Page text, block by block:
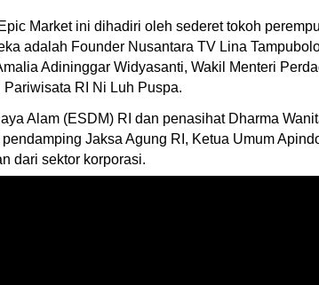
Market ini dihadiri oleh sederet tokoh
adalah Founder Nusantara TV Lina
Adininggar Widyasanti, Wakil Menteri
RI Ni Luh Puspa.
Alam (ESDM) RI dan penasihat Dharma
Jaksa Agung RI, Ketua Umum
dari sektor korporasi.